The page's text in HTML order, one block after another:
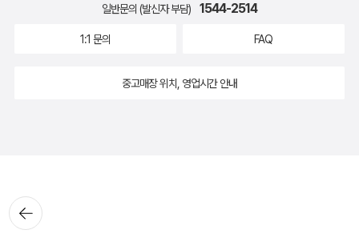
뒤로가
기
일반문의 (발신자 부담) 1544-2514
1:1 문의 FAQ
중고매장 위치, 영업시간 안내